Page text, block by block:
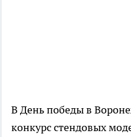
В День победы в
конкурс стендовых